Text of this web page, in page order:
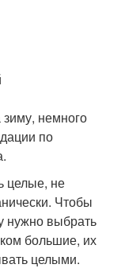
немного
по
целые, не
Чтобы
нужно выбрать
большие, их
целыми.